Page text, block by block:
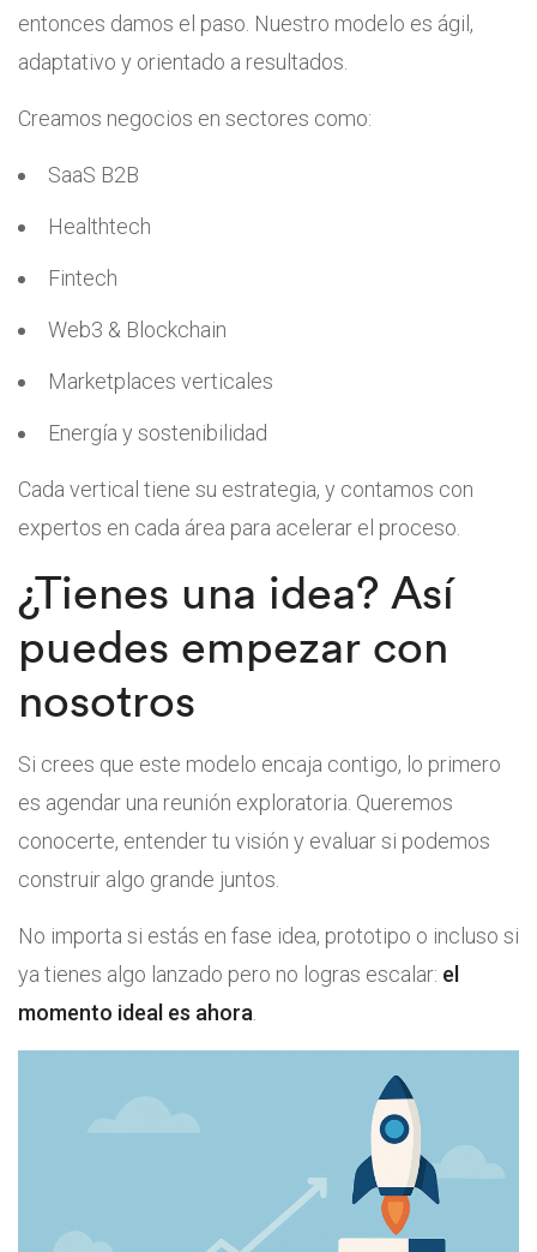
entonces damos el paso. Nuestro modelo es ágil,
adaptativo y orientado a resultados.
Creamos negocios en sectores como:
SaaS B2B
Healthtech
Fintech
Web3 & Blockchain
Marketplaces verticales
Energía y sostenibilidad
Cada vertical tiene su estrategia, y contamos con
expertos en cada área para acelerar el proceso.
¿Tienes una idea? Así
puedes empezar con
nosotros
Si crees que este modelo encaja contigo, lo primero
es agendar una reunión exploratoria. Queremos
conocerte, entender tu visión y evaluar si podemos
construir algo grande juntos.
No importa si estás en fase idea, prototipo o incluso si
ya tienes algo lanzado pero no logras escalar: el
momento ideal es ahora